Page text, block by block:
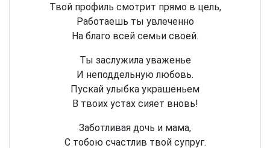
Твой профиль смотрит прямо в цель,
Работаешь ты увлеченно
На благо всей семьи своей.
Ты заслужила уваженье
И неподдельную любовь.
Пускай улыбка украшеньем
В твоих устах сияет вновь!
Заботливая дочь и мама,
С тобою счастлив твой супруг.